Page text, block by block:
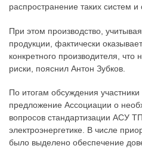
распространение таких систем и
При этом производство,
продукции, фактически
конкретного производителя,
риски, пояснил Антон Зубков.
По итогам обсуждения
предложение Ассоциации о
вопросов стандартизации АСУ
электроэнергетике. В числе
было выделено обеспечение